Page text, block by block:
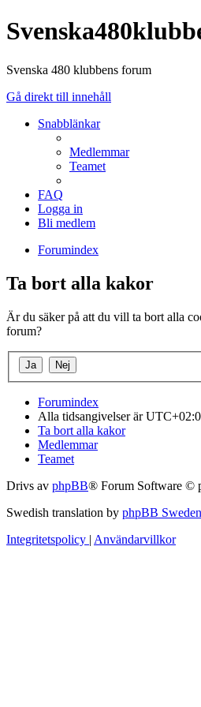
Svenska 480 klubbens forum
Gå direkt till innehåll
Snabblänkar
Medlemmar
Teamet
FAQ
Logga in
Bli medlem
Forumindex
Ta bort alla kakor
Är du säker på att du vill ta bort alla
forum?
Forumindex
Alla tidsangivelser är
Ta bort alla kakor
Medlemmar
Teamet
Drivs av phpBB® Forum Software ©
Swedish translation by phpBB Sweden
Integritetspolicy | Användarvillkor